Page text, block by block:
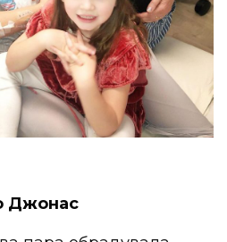
Джонас